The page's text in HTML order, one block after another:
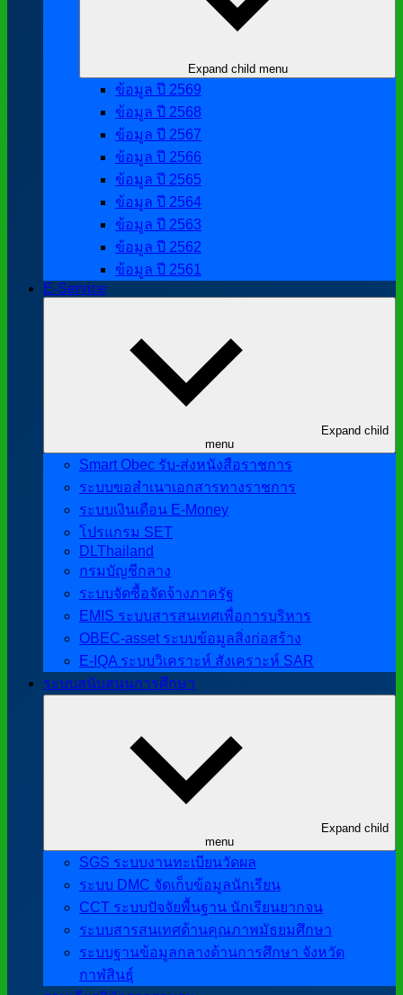
Expand child menu
ข้อมูล ปี 2569
ข้อมูล ปี 2568
ข้อมูล ปี 2567
ข้อมูล ปี 2566
ข้อมูล ปี 2565
ข้อมูล ปี 2564
ข้อมูล ปี 2563
ข้อมูล ปี 2562
ข้อมูล ปี 2561
E-Service
Expand child
menu
Smart Obec รับ-ส่งหนังสือราชการ
ระบบขอสำเนาเอกสารทางราชการ
ระบบเงินเดือน E-Money
โปรแกรม SET
DLThailand
กรมบัญชีกลาง
ระบบจัดซื้อจัดจ้างภาครัฐ
EMIS ระบบสารสนเทศเพื่อการบริหาร
OBEC-asset ระบบข้อมูลสิ่งก่อสร้าง
E-IQA ระบบวิเคราะห์ สังเคราะห์ SAR
ระบบสนับสนุนการศึกษา
Expand child
menu
SGS ระบบงานทะเบียนวัดผล
ระบบ DMC จัดเก็บข้อมูลนักเรียน
CCT ระบบปัจจัยพื้นฐาน นักเรียนยากจน
ระบบสารสนเทศด้านคุณภาพมัธยมศึกษา
ระบบฐานข้อมูลกลางด้านการศึกษา จังหวัด
กาฬสินธุ์